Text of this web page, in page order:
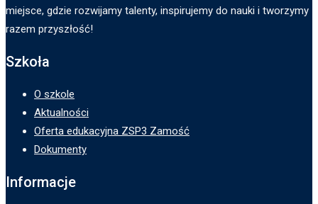
miejsce, gdzie rozwijamy talenty, inspirujemy do nauki i tworzymy
razem przyszłość!
Szkoła
O szkole
Aktualności
Oferta edukacyjna ZSP3 Zamość
Dokumenty
Informacje